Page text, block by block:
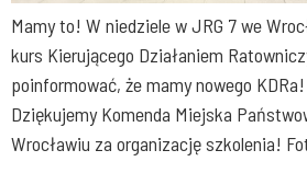
Mamy to! W niedziele w JRG 7 we
kurs Kierującego Działaniem
poinformować, że mamy nowego
Dziękujemy Komenda Miejska
Wrocławiu za organizację szkolenia!